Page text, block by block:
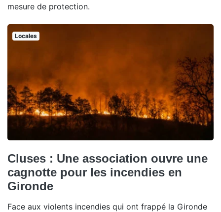
mesure de protection.
Locales
Cluses : Une association ouvre une
cagnotte pour les incendies en
Gironde
Face aux violents incendies qui ont frappé la Gironde